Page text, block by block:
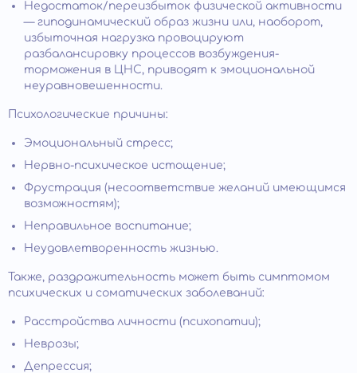
Недостаток/переизбыток физической активности
— гиподинамический образ жизни или, наоборот,
избыточная нагрузка провоцируют
разбалансировку процессов возбуждения-
торможения в ЦНС, приводят к эмоциональной
неуравновешенности.
Психологические причины:
Эмоциональный стресс;
Нервно-психическое истощение;
Фрустрация (несоответствие желаний имеющимся
возможностям);
Неправильное воспитание;
Неудовлетворенность жизнью.
Также, раздражительность может быть симптомом
психических и соматических заболеваний:
Расстройства личности (психопатии);
Неврозы;
Депрессия;